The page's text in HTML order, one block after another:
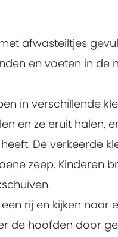
afwasteiltjes
en voeten in de
in verschillende
en ze eruit halen,
De verkeerde
zeep. Kinderen
rij en kijken naar
de hoofden door